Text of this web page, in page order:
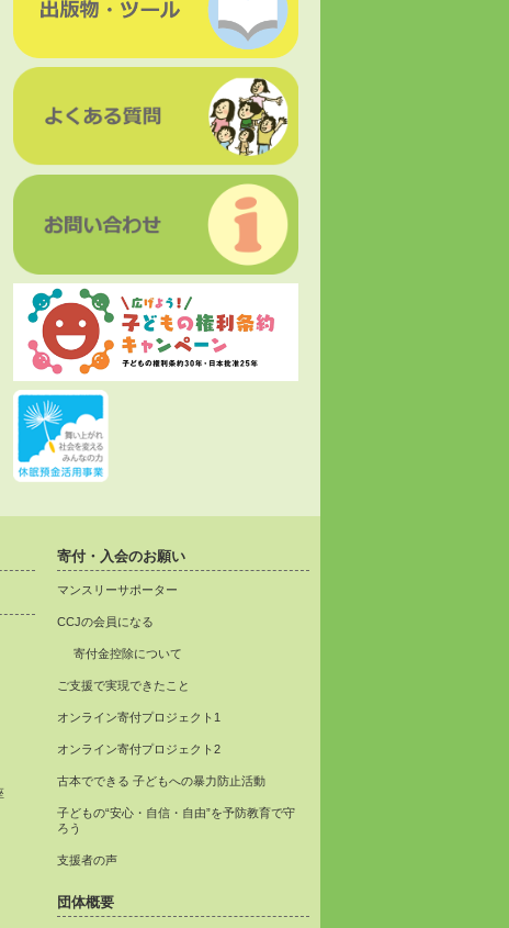
寄付・入会のお願い
マンスリーサポーター
CCJの会員になる
寄付金控除について
ご支援で実現できたこと
オンライン寄付プロジェクト1
オンライン寄付プロジェクト2
古本でできる 子どもへの暴力防止活動
子どもの“安心・自信・自由”を予防教育で守
ろう
支援者の声
団体概要